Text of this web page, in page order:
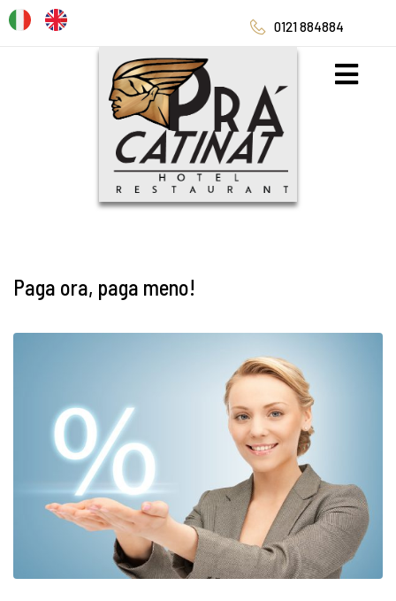
0121 884884
Paga ora, paga meno!